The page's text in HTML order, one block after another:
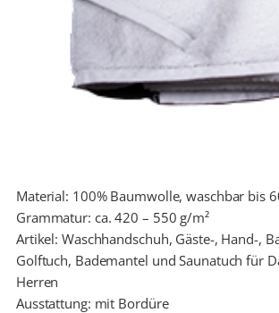
Material: 100% Baumwolle, waschbar bis
Grammatur: ca. 420 – 550 g/m²
Artikel: Waschhandschuh, Gäste-, Hand-,
Golftuch, Bademantel und Saunatuch für
Herren
Ausstattung: mit Bordüre